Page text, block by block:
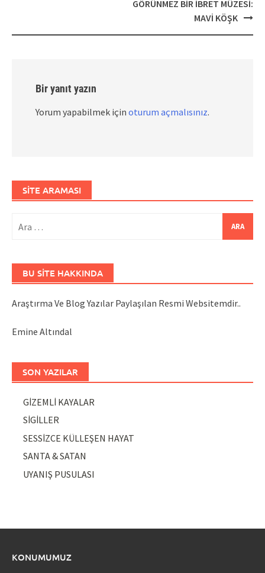
GÖRÜNMEZ BİR İBRET MÜZESİ:
MAVİ KÖŞK
Bir yanıt yazın
Yorum yapabilmek için oturum açmalısınız.
SITE ARAMASI
BU SITE HAKKINDA
Araştırma Ve Blog Yazılar Paylaşılan Resmi Websitemdir..
Emine Altındal
SON YAZILAR
GİZEMLİ KAYALAR
SİGİLLER
SESSİZCE KÜLLEŞEN HAYAT
SANTA & SATAN
UYANIŞ PUSULASI
KONUMUMUZ